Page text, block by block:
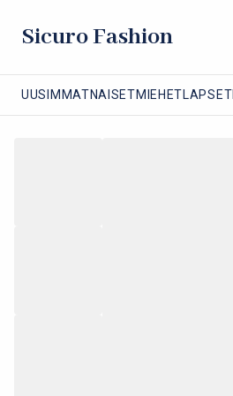
Sicuro Fashion
UUSIMMATNAISETMIEHETLAPSET